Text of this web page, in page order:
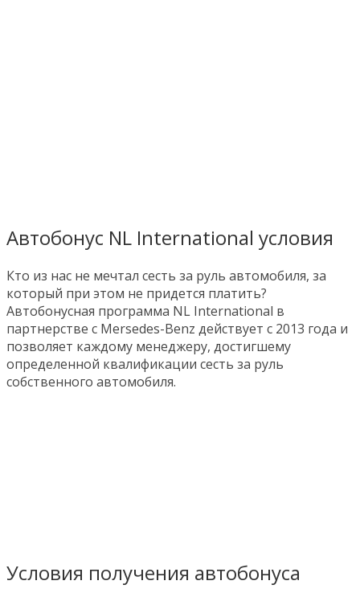
Автобонус NL International условия
Кто из нас не мечтал сесть за руль автомобиля, за
который при этом не придется платить?
Автобонусная программа NL International в
партнерстве с Mersedes-Benz действует с 2013 года и
позволяет каждому менеджеру, достигшему
определенной квалификации сесть за руль
собственного автомобиля.
Условия получения автобонуса